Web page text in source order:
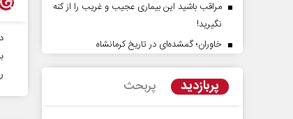
مراقب باشید این بیماری عجیب و غریب را از کنه
نگیرید!
خاوران؛ گمشده‌ای در تاریخ کرمانشاه
پربازدید پربحث
- نویسنده و محسن پاک‌آیین - دیپلمات پیشین